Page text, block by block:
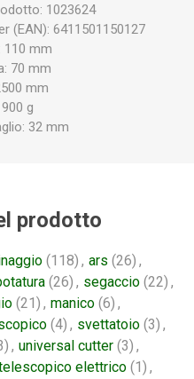
1023624
(EAN): 6411501150127
110 mm
70 mm
mm
g
32 mm
prodotto
(118) , ars (26) ,
(26) , segaccio (22) ,
(21) , manico (6) ,
(4) , svettatoio (3) ,
, universal cutter (3) ,
elettrico (1) ,